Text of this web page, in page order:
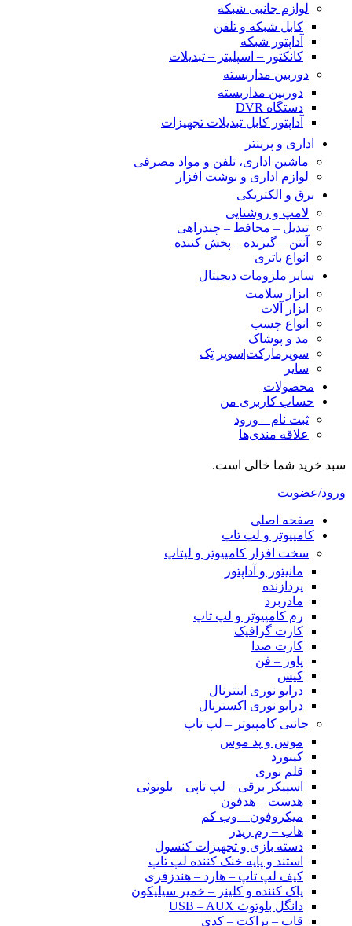
لوازم جانبی شبکه
کابل شبکه و تلفن
آداپتور شبکه
کانکتور – اسپلیتر – تبدیلات
دوربین مداربسته
دوربین مداربسته
دستگاه DVR
آداپتور کابل تبدیلات تجهیزات
اداری و پرینتر
ماشین اداری، تلفن و مواد مصرفی
لوازم اداری و نوشت افزار
برق و الکتریکی
لامپ و روشنایی
تبدیل – محافظ – چندراهی
آنتن – گیرنده – پخش کننده
انواع باتری
سایر ملزومات دیجیتال
ابزار سلامت
ابزار آلات
انواع چسب
مد و پوشاک
سوپرمارکت|سوپر تِک
سایر
محصولات
حساب کاربری من
ثبت نام _ ورود
علاقه مندی‌ها
سبد خرید شما خالی است.
ورود/عضویت
صفحه اصلی
کامپیوتر و‌‌‌‌‌ لپ تاپ
سخت افزار کامپیوتر و لپتاپ
مانیتور و آداپتور
پردازنده
مادربرد
رم کامپیوتر و لپ تاپ
کارت گرافیک
کارت صدا
پاور – فن
کیس
درایو نوری اینترنال
درایو نوری اکسترنال
جانبی کامپیوتر – لپ تاپ
موس و پد موس
کیبورد
قلم نوری
اسپیکر برقی – لپ تاپی – بلوتوثی
هدست – هدفون
میکروفون – وب کم
هاب – رم ریدر
دسته بازی و تجهیزات کنسول
استند و پایه خنک کننده لپ تاپ
کیف لپ تاپ – هارد – هندزفری
پاک کننده و کلینر – خمیر سیلیکون
دانگل بلوتوث USB – AUX
قاب – براکت – کدی